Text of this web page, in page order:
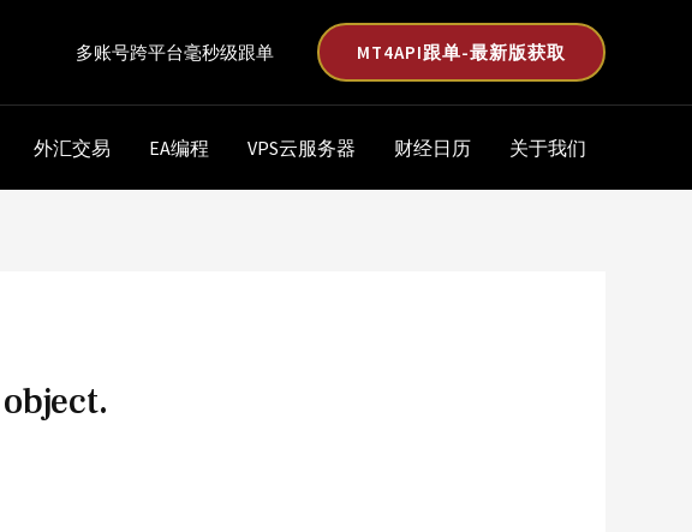
多账号跨平台毫秒级跟单 MT4API跟单-最新版获取
外汇交易 EA编程 VPS云服务器 财经日历 关于我们